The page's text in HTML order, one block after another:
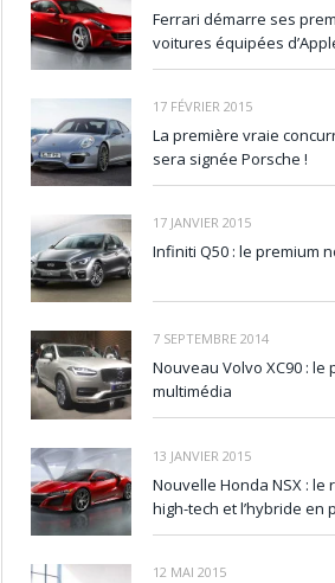
Ferrari démarre ses
voitures équipées
17 FÉVRIER 2015
La première vraie
sera signée Porsche !
17 JANVIER 2015
Infiniti Q50 : le premium
7 SEPTEMBRE 2014
Nouveau Volvo XC90 :
multimédia
13 JANVIER 2015
Nouvelle Honda NSX : le
high-tech et l’hybride en
12 MAI 2015